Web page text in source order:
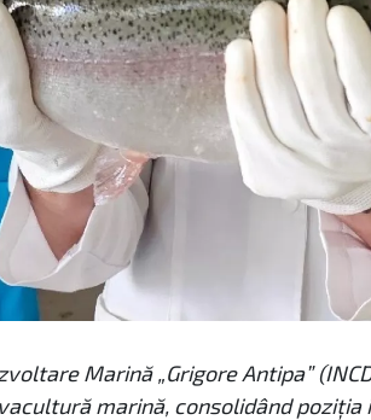
Marină „Grigore Antipa”
marină, consolidând